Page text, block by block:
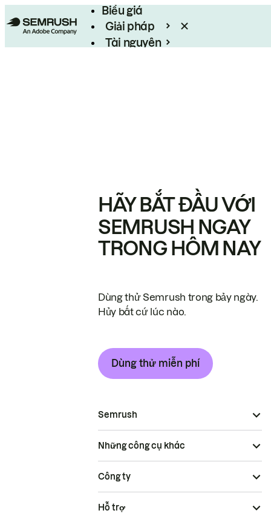
Biểu giá
Giải pháp
Tài nguyên
HÃY BẮT ĐẦU VỚI
SEMRUSH NGAY
TRONG HÔM NAY
Dùng thử Semrush trong bảy ngày.
Hủy bất cứ lúc nào.
Dùng thử miễn phí
Semrush
Những công cụ khác
Công ty
Hỗ trợ